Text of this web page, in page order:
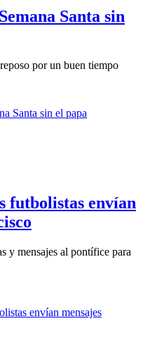
Santa sin
por un buen tiempo
futbolistas envían
y mensajes al pontífice para